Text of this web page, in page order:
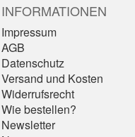
INFORMATIONEN
Impressum
AGB
Datenschutz
Versand und Kosten
Widerrufsrecht
Wie bestellen?
Newsletter